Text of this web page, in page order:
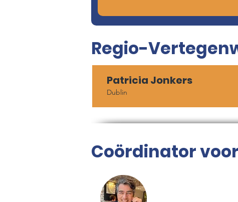
Regio-
Patricia Jonkers
Dublin
Coördinator